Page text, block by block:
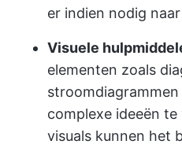
er indien nodig
Visuele
elementen zoals
complexe ideeën
visuals kunnen het